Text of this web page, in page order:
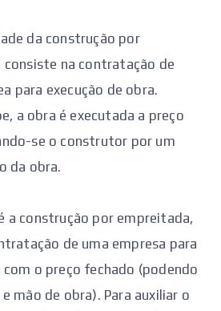
da construção por
consiste na contratação de
para execução de obra.
a obra é executada a preço
se o construtor por um
da obra.
a construção por empreitada,
de uma empresa para
o preço fechado (podendo
mão de obra). Para auxiliar o